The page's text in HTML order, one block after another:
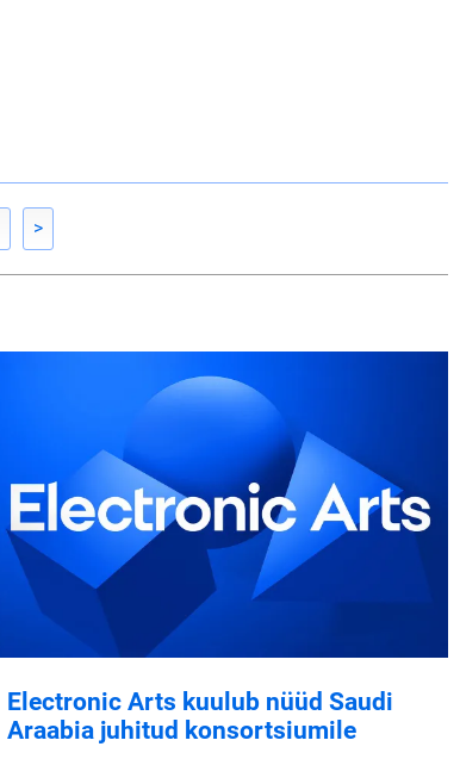
>
Electronic Arts kuulub nüüd Saudi
Araabia juhitud konsortsiumile